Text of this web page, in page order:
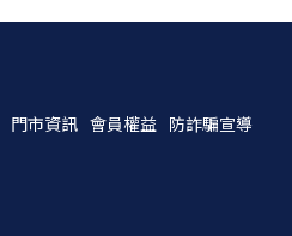
門市資訊 會員權益 防詐騙宣導